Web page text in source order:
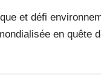
et défi
en quête